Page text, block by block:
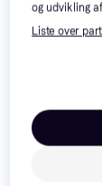
Læs
og udvikling
Liste over